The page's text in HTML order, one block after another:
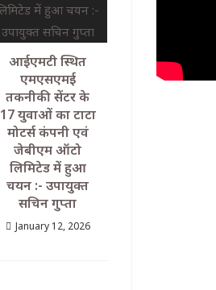
आईएमटी स्थित
एमएसएमई
तकनीकी सेंटर के
17 युवाओं का टाटा
मोटर्स कंपनी एवं
जेबीएम ऑटो
लिमिटेड में हुआ
चयन :- उपायुक्त
सचिन गुप्ता
January 12, 2026